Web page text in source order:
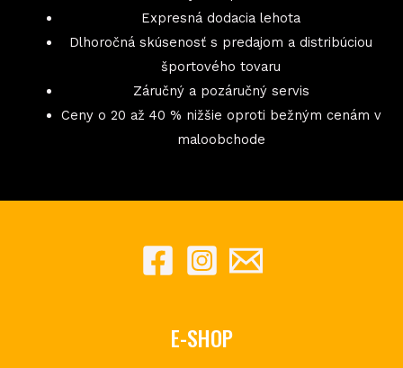
Expresná dodacia lehota
Dlhoročná skúsenosť s predajom a distribúciou
športového tovaru
Záručný a pozáručný servis
Ceny o 20 až 40 % nižšie oproti bežným cenám v
maloobchode
E-SHOP